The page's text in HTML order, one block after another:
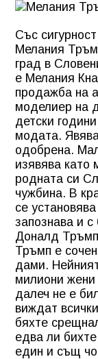
Със
Мелания
град в
е Мелания
продажба на
моделиер на
детски
модата.
одобрена.
изявява като
родната си
чужбина. В
се
запознава и
Доналд
Тръмп е
дами.
милиони жени
далеч не е
виждат
бяхте
едва ли
един и същ